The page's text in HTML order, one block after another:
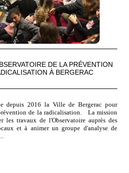
DE LA PRÉVENTION
À BERGERAC
depuis 2016 la Ville de Bergerac pour
de la radicalisation. La mission
les travaux de l'Observatoire auprès des
et à animer un groupe d'analyse de